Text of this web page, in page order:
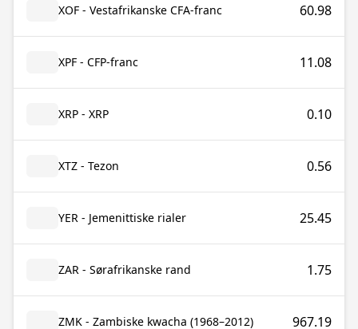
XOF - Vestafrikanske CFA-franc 60.98
XPF - CFP-franc 11.08
XRP - XRP 0.10
XTZ - Tezon 0.56
YER - Jemenittiske rialer 25.45
ZAR - Sørafrikanske rand 1.75
ZMK - Zambiske kwacha (1968–2012) 967.19